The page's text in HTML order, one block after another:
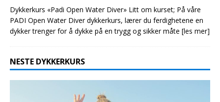
Dykkerkurs «Padi Open Water Diver» Litt om kurset; På våre
PADI Open Water Diver dykkerkurs, lærer du ferdighetene en
dykker trenger for å dykke på en trygg og sikker måte [les mer]
NESTE DYKKERKURS